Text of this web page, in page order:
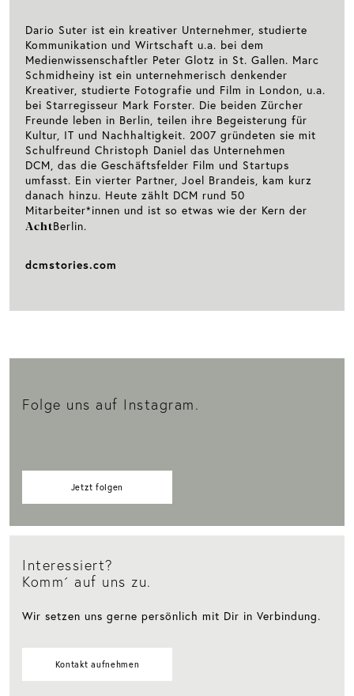
Dario Suter ist ein kreativer Unternehmer, studierte
Kommunikation und Wirtschaft u.a. bei dem
Medienwissenschaftler Peter Glotz in St. Gallen. Marc
Schmidheiny ist ein unternehmerisch denkender
Kreativer, studierte Fotografie und Film in London, u.a.
bei Starregisseur Mark Forster. Die beiden Zürcher
Freunde leben in Berlin, teilen ihre Begeisterung für
Kultur, IT und Nachhaltigkeit. 2007 gründeten sie mit
Schulfreund Christoph Daniel das Unternehmen
DCM, das die Geschäftsfelder Film und Startups
umfasst. Ein vierter Partner, Joel Brandeis, kam kurz
danach hinzu. Heute zählt DCM rund 50
Mitarbeiter*innen und ist so etwas wie der Kern der
AchtBerlin.
dcmstories.com
Folge uns auf Instagram.
Jetzt folgen
Interessiert?
Komm´ auf uns zu.
Wir setzen uns gerne persönlich mit Dir in Verbindung.
Kontakt aufnehmen